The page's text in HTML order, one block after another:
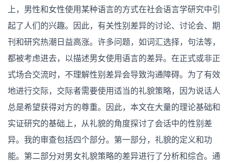
言
沟
通
障
碍
上，男性和女性使用某种语言的方式在社会语言学研究中引
起了人们的兴趣。因此，有关性别差异的讨论、讨论会、期
刊和研究热潮日益高涨。许多问题，如词汇选择，句法等，
都被考虑进去，以描述男女使用语言的差异。在正式或非正
式场合交流时，不理解性别差异会导致沟通障碍。为了有效
地进行交际，交际者需要使用适当的礼貌策略，因为说话人
总是希望获得对方的尊重。因此，本文在大量的理论基础和
实证研究的基础上，从礼貌的角度探讨了会话中的性别差
异。我的审查包括四个部分。第一部分，礼貌的定义和功
能。第二部分对男女礼貌策略的差异进行了分析和综合。通